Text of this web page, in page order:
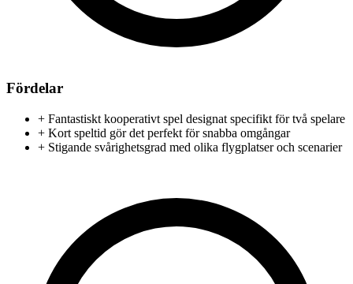
Fördelar
+ Fantastiskt kooperativt spel designat specifikt för två spelare
+ Kort speltid gör det perfekt för snabba omgångar
+ Stigande svårighetsgrad med olika flygplatser och scenarier